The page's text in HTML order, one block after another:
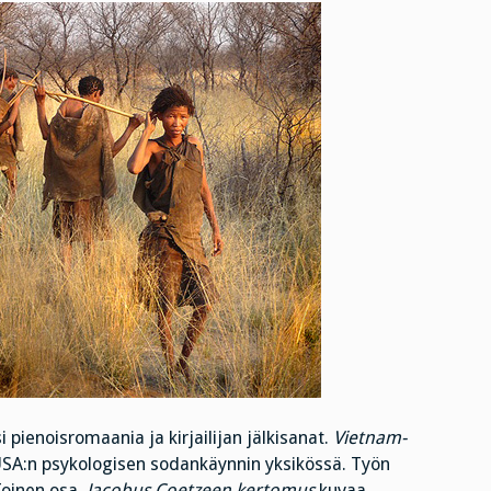
pienoisromaania ja kirjailijan jälkisanat. Vietnam-
psykologisen sodankäynnin yksikössä. Työn